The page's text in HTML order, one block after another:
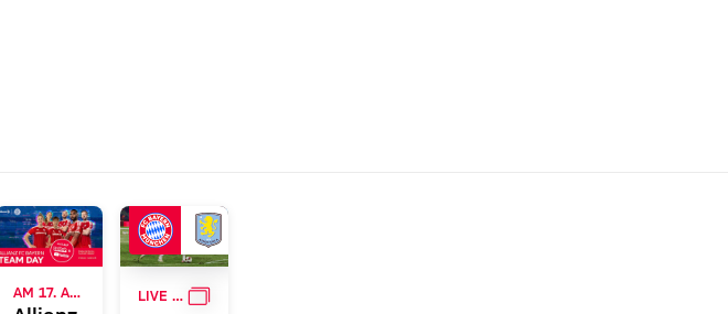
AM 17. AUGUST LIVE BEI FC BAYERN TV PLUS GALLERIE